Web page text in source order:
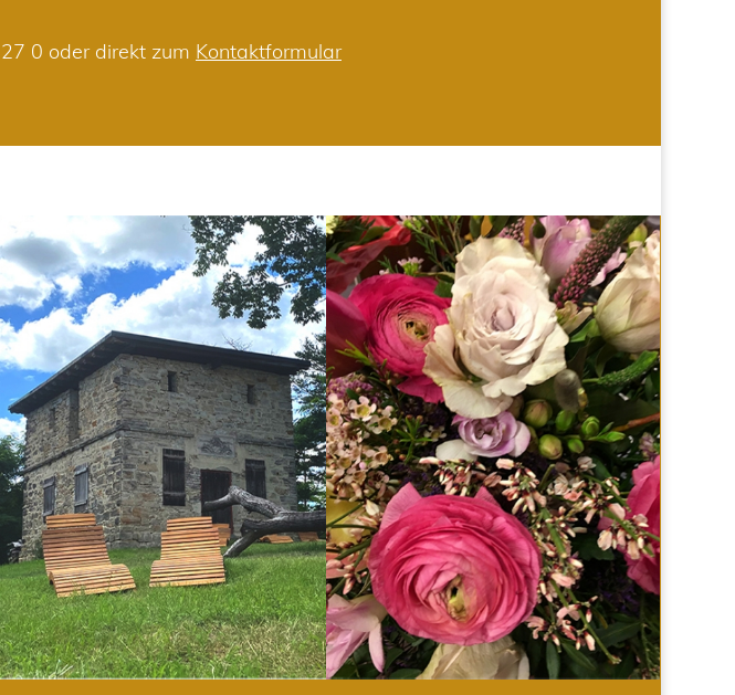
0 oder direkt zum Kontaktformular
WELLNESS HOCHZEIT